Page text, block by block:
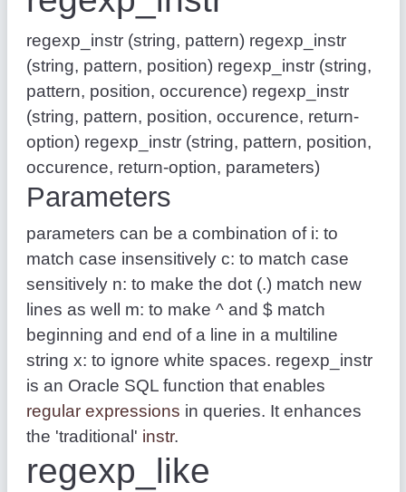
regexp_instr (string, pattern) regexp_instr
(string, pattern, position) regexp_instr (string,
pattern, position, occurence) regexp_instr
(string, pattern, position, occurence, return-
option) regexp_instr (string, pattern, position,
occurence, return-option, parameters)
Parameters
parameters can be a combination of i: to
match case insensitively c: to match case
sensitively n: to make the dot (.) match new
lines as well m: to make ^ and $ match
beginning and end of a line in a multiline
string x: to ignore white spaces. regexp_instr
is an Oracle SQL function that enables
regular expressions in queries. It enhances
the 'traditional' instr.
regexp_like